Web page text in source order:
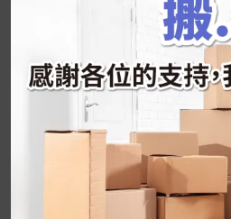
年已經等不及帶這盒跟我
2026 過年禮盒推薦｜五款
停用猛健樂後會反彈嗎？
維持全攻略
公主營養師：飲食改變也
你一定要知道的技巧